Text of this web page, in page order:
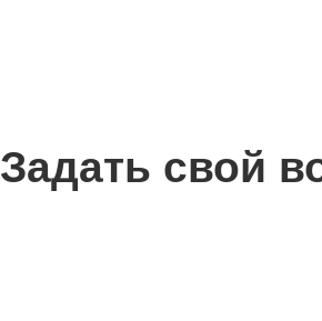
Задать свой